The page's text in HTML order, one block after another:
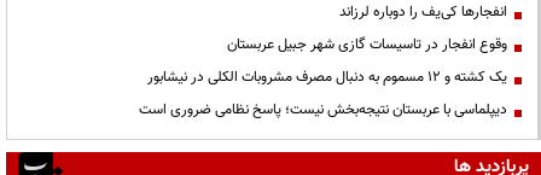
انفجارها کی‌یف را دوباره لرزاند
وقوع انفجار در تاسیسات گازی شهر جبیل عربستان
یک کشته و ۱۲ مسموم به دنبال مصرف مشروبات الکلی در نیشابور
دیپلماسی با عربستان نتیجه‌بخش نیست؛ پاسخ نظامی ضروری است
پربازدید ها